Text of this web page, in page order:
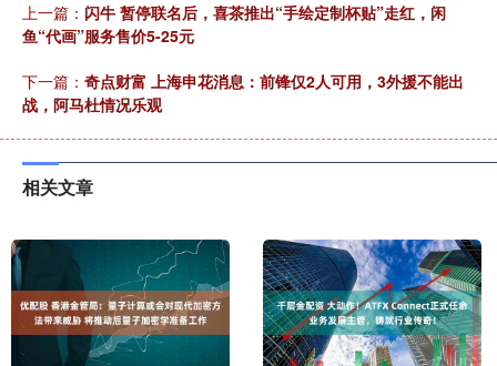
上一篇： 闪牛 暂停联名后，喜茶推出“手绘定制杯贴”走红，闲
鱼“代画”服务售价5-25元
下一篇： 奇点财富 上海申花消息：前锋仅2人可用，3外援不能出
战，阿马杜情况乐观
相关文章